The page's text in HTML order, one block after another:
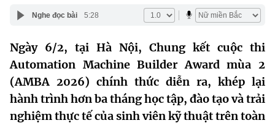
Giới thiệu
Chức năng nhiệm vụ
Cơ cấu tổ chức
Lịch sử phát triển
Tin tức sự kiện
Khoa học và Công nghệ
Đổi mới sáng tạo
Dịch vụ công
Hệ thống văn bản
Nghe đọc bài 5:28
Ngày 6/2, tại Hà Nội, Chung kết cuộc thi
Automation Machine Builder Award mùa 2
(AMBA 2026) chính thức diễn ra, khép lại
hành trình hơn ba tháng học tập, đào tạo và trải
nghiệm thực tế của sinh viên kỹ thuật trên toàn